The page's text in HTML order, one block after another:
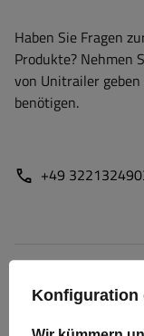
Haben Sie Fragen
Produkte? Nehmen
von Unitrailer
benötigen.
+49
Spezifikation
Lieferung
Konfiguration